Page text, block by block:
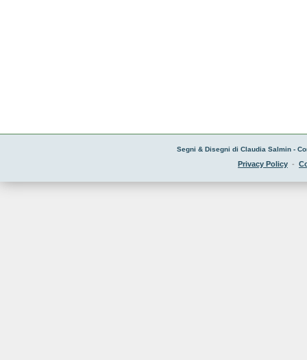
Segni & Disegni di Claudia Salmin -
Privacy Policy -